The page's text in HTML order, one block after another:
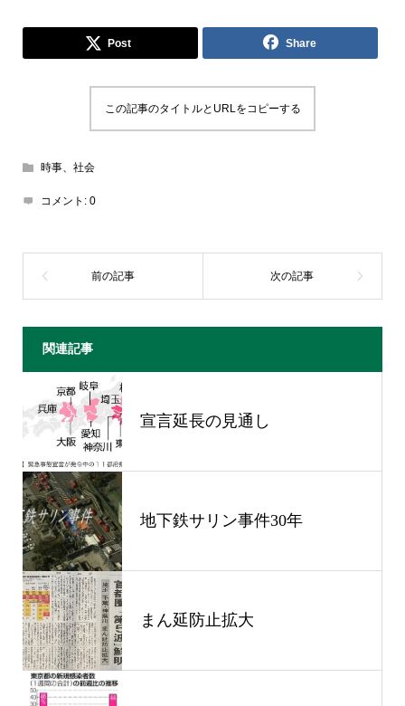
Post Share
この記事のタイトルとURLをコピーする
時事、社会
コメント: 0
関連記事
宣言延長の見通し
地下鉄サリン事件30年
まん延防止拡大